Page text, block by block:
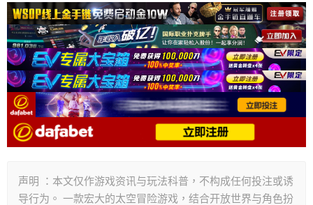
声明 ：本文仅作游戏资讯与玩法科普，不构成任何投注或诱
导行为。 一款宏大的太空冒险游戏，结合开放世界与角色扮